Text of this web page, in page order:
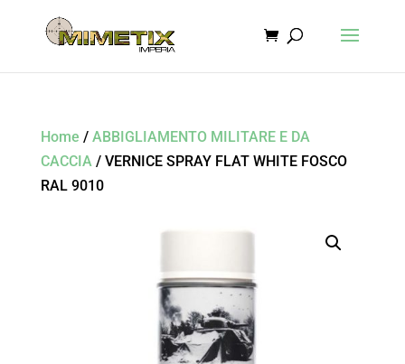
Home / ABBIGLIAMENTO MILITARE E DA
CACCIA/ VERNICE SPRAY FLAT WHITE FOSCO
RAL 9010